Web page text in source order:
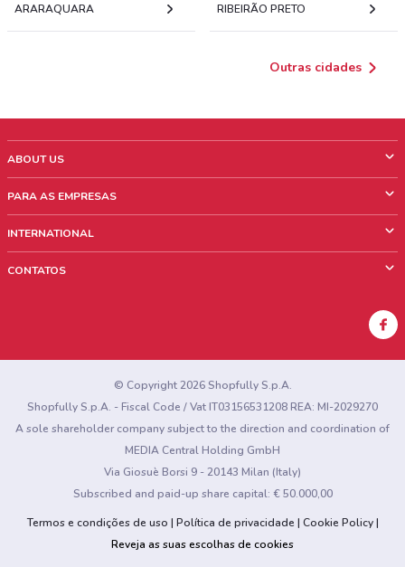
ARARAQUARA RIBEIRÃO PRETO
Outras cidades
ABOUT US
Quem Somos
Trabalhe conosco
PARA AS EMPRESAS
Informações comerciais
INTERNATIONAL
CONTATOS
Encontrou algum problema no site ou no aplicativo?
© Copyright 2026 Shopfully S.p.A.
Shopfully S.p.A. - Fiscal Code / Vat IT03156531208 REA: MI-2029270
A sole shareholder company subject to the direction and coordination of
MEDIA Central Holding GmbH
Via Giosuè Borsi 9 - 20143 Milan (Italy)
Subscribed and paid-up share capital: € 50.000,00
Termos e condições de uso
Política de privacidade
Cookie Policy
Reveja as suas escolhas de cookies